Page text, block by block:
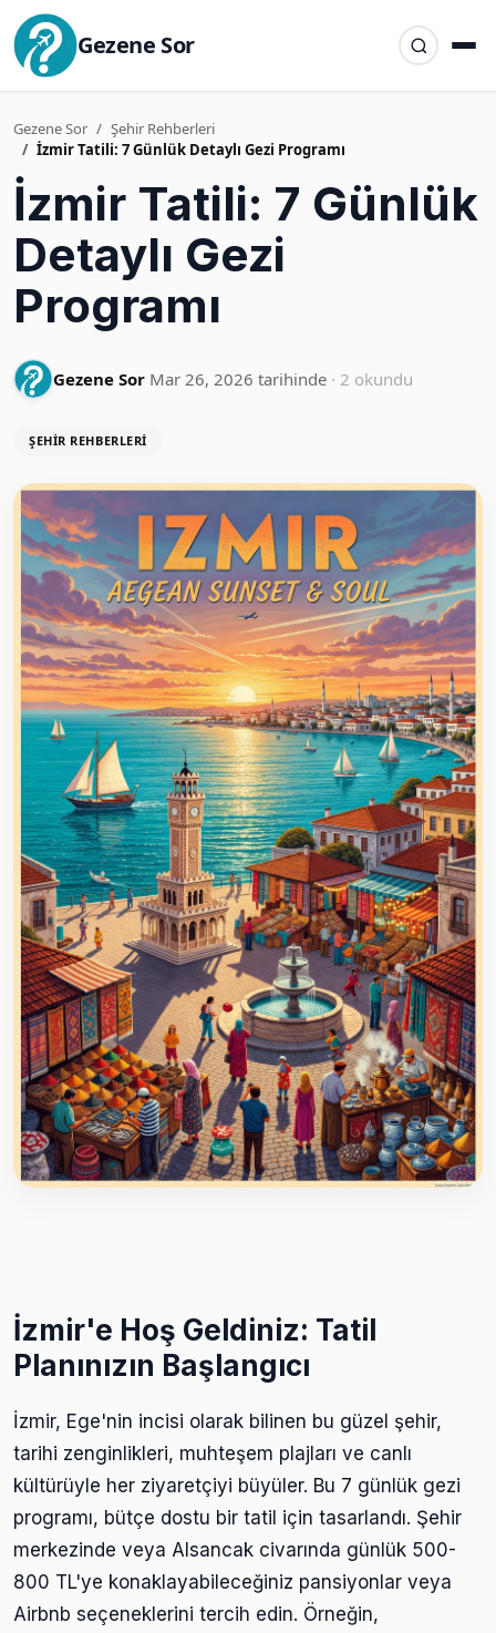
Gezene Sor
Gezene Sor
Şehir Rehberleri
İzmir Tatili: 7 Günlük Detaylı Gezi Programı
İzmir Tatili: 7 Günlük
Detaylı Gezi
Programı
Gezene Sor Mar 26, 2026 tarihinde · 2 okundu
ŞEHIR REHBERLERI
İzmir'e Hoş Geldiniz: Tatil
Planınızın Başlangıcı
İzmir, Ege'nin incisi olarak bilinen bu güzel şehir,
tarihi zenginlikleri, muhteşem plajları ve canlı
kültürüyle her ziyaretçiyi büyüler. Bu 7 günlük gezi
programı, bütçe dostu bir tatil için tasarlandı. Şehir
merkezinde veya Alsancak civarında günlük 500-
800 TL'ye konaklayabileceğiniz pansiyonlar veya
Airbnb seçeneklerini tercih edin. Örneğin,